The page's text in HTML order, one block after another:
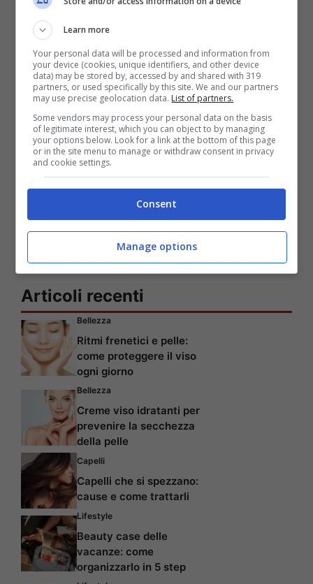
quelli integrali,
Tra i numerosi vantaggi offerti dal
consumo dei cereali integrali in
sostituzione dei loro analoghi raffinati, si
ricorda in particolare la loro azione
protettiva nei confronti delle malattie
cardiovascolari(aterosclerosi in primis) e
del diabete di tipo 2
dipendente.
Articoli recenti
Bellezza
Ritmi frenetici e pelle:
come proteggere il viso
ogni giorno
Bellezza
Creme viso idratanti per
prevenire la secchezza
della pelle
Capelli
Capelli che si spezzano:
cause e come trattarli
Lifestyle
Beauty case delle
vacanze: come
organizzarlo in 5 step
Learn more
Your personal data will be processed and information from
your device (cookies, unique identifiers, and other device
data) may be stored by, accessed by and shared with 319
partners, or used specifically by this site. We and our partners
may use precise geolocation data. List of partners.
Some vendors may process your personal data on the basis
of legitimate interest, which you can object to by managing
your options below. Look for a link at the bottom of this page
or in the site menu to manage or withdraw consent in privacy
and cookie settings.
Consent
Manage options